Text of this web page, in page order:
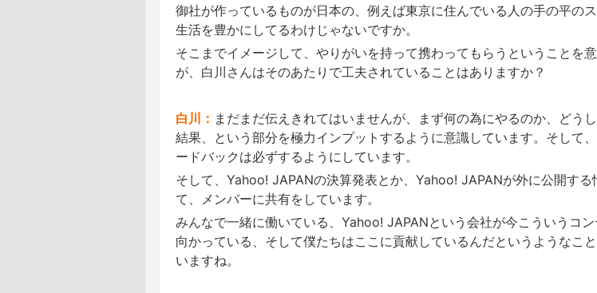
御社が作っているものが日本の、例えば東京に住んでいる人の手の平の
生活を豊かにしてるわけじゃないですか。
そこまでイメージして、やりがいを持って携わってもらうということを
が、白川さんはそのあたりで工夫されていることはありますか？
白川： まだまだ伝えきれてはいませんが、まず何の為にやるのか、どう
結果、という部分を極力インプットするように意識しています。そして
ードバックは必ずするようにしています。
そして、Yahoo! JAPANの決算発表とか、Yahoo! JAPANが外に公開す
て、メンバーに共有をしています。
みんなで一緒に働いている、Yahoo! JAPANという会社が今こういうコ
向かっている、そして僕たちはここに貢献しているんだというようなこ
いますね。